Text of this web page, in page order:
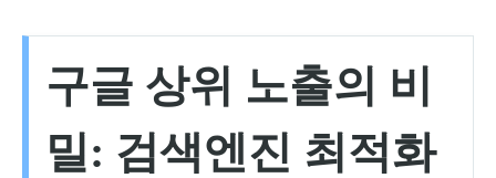
구글 상위 노출의 비
밀: 검색엔진 최적화